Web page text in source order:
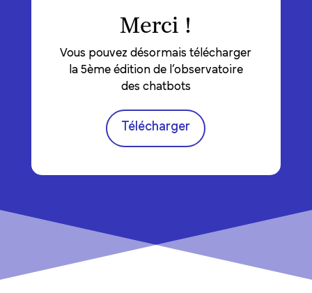
Merci !
Vous pouvez désormais télécharger
la 5ème édition de l’observatoire
des chatbots
Télécharger